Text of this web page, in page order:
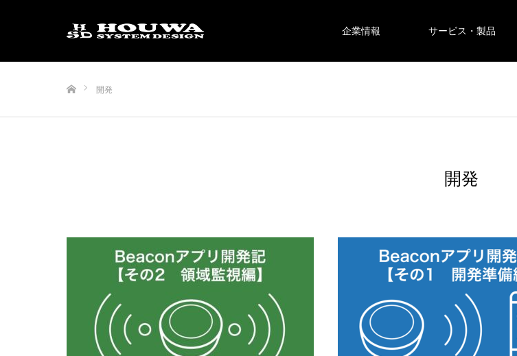
企業情報 サービス・製品
開発
開発